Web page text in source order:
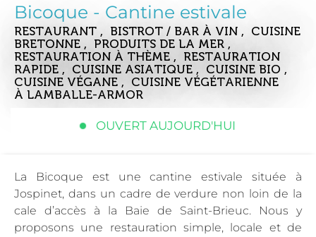
Bicoque - Cantine estivale
RESTAURANT , BISTROT / BAR À VIN , CUISINE
BRETONNE , PRODUITS DE LA MER ,
RESTAURATION À THÈME , RESTAURATION
RAPIDE , CUISINE ASIATIQUE , CUISINE BIO ,
CUISINE VÉGANE , CUISINE VÉGÉTARIENNE
À LAMBALLE-ARMOR
OUVERT AUJOURD'HUI
La Bicoque est une cantine estivale située à
Jospinet, dans un cadre de verdure non loin de la
cale d’accès à la Baie de Saint-Brieuc. Nous y
proposons une restauration simple, locale et de